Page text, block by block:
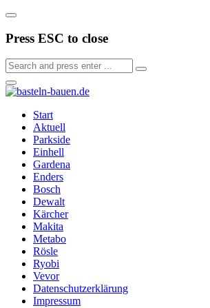
Press ESC to close
Start
Aktuell
Parkside
Einhell
Gardena
Enders
Bosch
Dewalt
Kärcher
Makita
Metabo
Rösle
Ryobi
Vevor
Datenschutzerklärung
Impressum